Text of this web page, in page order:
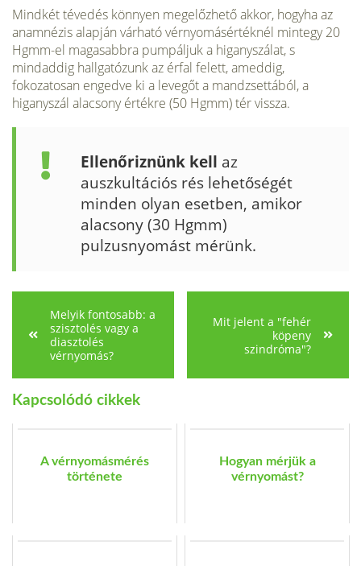
Mindkét tévedés könnyen megelőz­hető akkor, hogyha az
anamnézis alapján várható vérnyomásértéknél mintegy 20
Hgmm-el magasabbra pumpáljuk a higanyszálat, s
mindaddig hallgatózunk az érfal felett, ameddig,
fokozatosan engedve ki a levegőt a mandzsettából, a
higanyszál alacsony értékre (50 Hgmm) tér vissza.
Ellenőriznünk kell az
auszkultációs rés lehetőségét
minden olyan eset­ben, amikor
alacsony (30 Hgmm)
pulzusnyomást mérünk.
Melyik fontosabb: a
szisztolés vagy a
diasztolés
vérnyomás?
Mit jelent a "fehér
köpeny
szindróma"?
Kapcsolódó cikkek
A vérnyomásmérés
története
Hogyan mérjük a
vérnyomást?